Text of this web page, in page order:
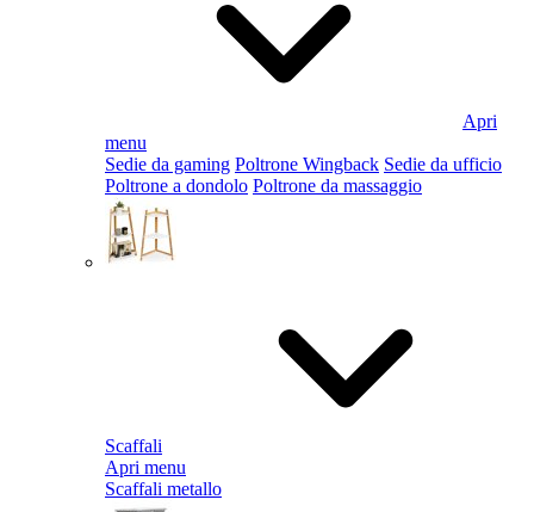
Apri
menu
Sedie da gaming Poltrone Wingback Sedie da ufficio
Poltrone a dondolo Poltrone da massaggio
Scaffali
Apri menu
Scaffali metallo